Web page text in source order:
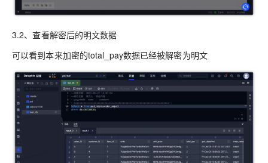
3.2、查看解密后的明文数据
可以看到本来加密的total_pay数据已经被解密为明文